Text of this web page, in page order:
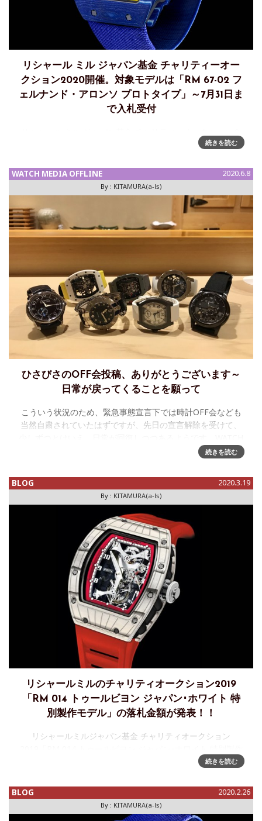
リシャール ミル ジャパン基金 チャリティーオー
クション2020開催。対象モデルは「RM 67-02 フ
ェルナンド・アロンソ プロトタイプ」～7月31日ま
で入札受付
０２０開催のご案内 以前に報道したリシャール ミル ジャパ
→https://watch-medi
続きを読む
WATCH MEDIA OFFLINE 2020.6.8
By : KITAMURA(a-ls)
ひさびさのOFF会投稿、ありがとうございます～
日常が戻ってくることを願って
こういう状況のため、緊急事態宣言下では時計OFF会なども
当然自粛されていたはずですが、先日の宣言解除を受けて、
MEDIA "OFF"LINEにも久しぶりの投稿が！！！すごいライン
続きを読む
BLOG 2020.3.19
By : KITAMURA(a-ls)
リシャールミルのチャリティオークション2019
「RM 014 トゥールビヨン ジャパン･ホワイト 特
別製作モデル」の落札金額が発表！！
リシャールミルジャパン基金 チャリティオークション
モデル」の落札金額が発表！！昨年11月、日本全国からリシ
ル・ミル オ
続きを読む
BLOG 2020.2.26
By : KITAMURA(a-ls)